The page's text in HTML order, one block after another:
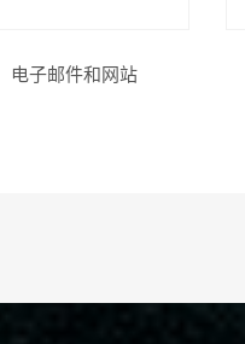
电子邮件和网站